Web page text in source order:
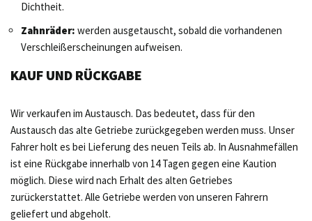
Dichtheit.
Zahnräder: werden ausgetauscht, sobald die vorhandenen
Verschleißerscheinungen aufweisen.
KAUF UND RÜCKGABE
Wir verkaufen im Austausch. Das bedeutet, dass für den
Austausch das alte Getriebe zurückgegeben werden muss. Unser
Fahrer holt es bei Lieferung des neuen Teils ab. In Ausnahmefällen
ist eine Rückgabe innerhalb von 14 Tagen gegen eine Kaution
möglich. Diese wird nach Erhalt des alten Getriebes
zurückerstattet. Alle Getriebe werden von unseren Fahrern
geliefert und abgeholt.